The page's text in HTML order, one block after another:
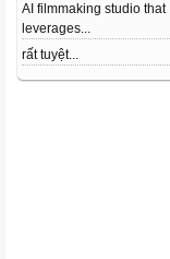
AI filmmaking studio that
leverages...
rất tuyệt...